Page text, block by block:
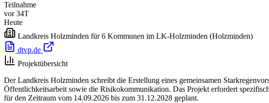
Teilnahme
vor 34T
Heute
Landkreis Holzminden für 6 Kommunen im LK-Holzminden (Holzminden)
dtvp.de
Projektübersicht
Der Landkreis Holzminden schreibt die Erstellung eines gemeinsamen
Öffentlichkeitsarbeit sowie die Risikokommunikation. Das Projekt erfordert
für den Zeitraum vom 14.09.2026 bis zum 31.12.2028 geplant.